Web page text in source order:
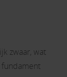
zwaar, wat
fundament